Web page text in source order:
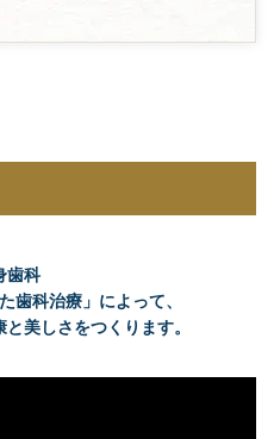
歯科
歯科治療」によって、
美しさをつくります。